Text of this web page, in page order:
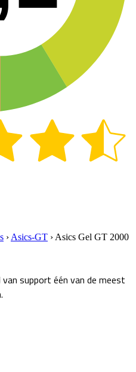
› Asics-GT › Asics Gel GT 2000
support één van de meest